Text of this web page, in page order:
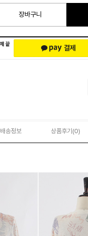
장바구니
배송정보 상품후기(0)